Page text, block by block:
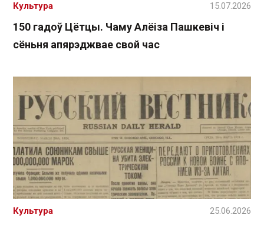
150 гадоў Цётцы. Чаму Алёіза Пашкевіч і
сёньня апярэджвае свой час
Культура 15.07.2026
Культура 25.06.2026